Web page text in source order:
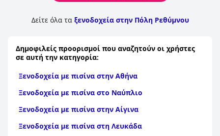
Δείτε όλα τα ξενοδοχεία στην Πόλη Ρεθύμνου
Δημοφιλείς προορισμοί που αναζητούν οι χρήστες
σε αυτή την κατηγορία:
Ξενοδοχεία με πισίνα στην Αθήνα
Ξενοδοχεία με πισίνα στο Ναύπλιο
Ξενοδοχεία με πισίνα στην Αίγινα
Ξενοδοχεία με πισίνα στη Λευκάδα